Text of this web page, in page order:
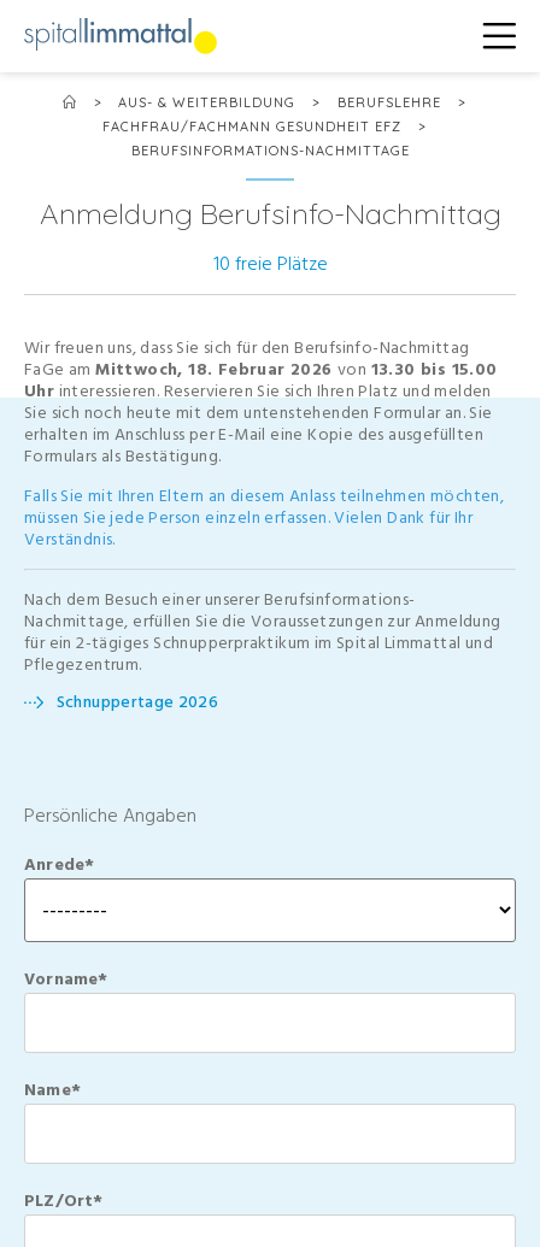
> AUS- & WEITERBILDUNG > BERUFSLEHRE
>
FACHFRAU/FACHMANN GESUNDHEIT EFZ
>
BERUFSINFORMATIONS-NACHMITTAGE
Anmeldung Berufsinfo-Nachmittag
10 freie Plätze
Wir freuen uns, dass Sie sich für den Berufsinfo-Nachmittag
FaGe amMittwoch, 18. Februar 2026von 13.30 bis 15.00
Uhrinteressieren. Reservieren Sie sich Ihren Platz und melden
Sie sich noch heute mit dem untenstehenden Formular an. Sie
erhalten im Anschluss per E-Mail eine Kopie des ausgefüllten
Formulars als Bestätigung.
Falls Sie mit Ihren Eltern an diesem Anlass teilnehmen möchten,
müssen Sie jede Person einzeln erfassen. Vielen Dank für Ihr
Verständnis.
Nach dem Besuch einer unserer Berufsinformations-
Nachmittage, erfüllen Sie die Voraussetzungen zur Anmeldung
für ein 2-tägiges Schnupperpraktikum im Spital Limmattal und
Pflegezentrum.
Schnuppertage 2026
Persönliche Angaben
Anrede*
Vorname*
Name*
PLZ/Ort*